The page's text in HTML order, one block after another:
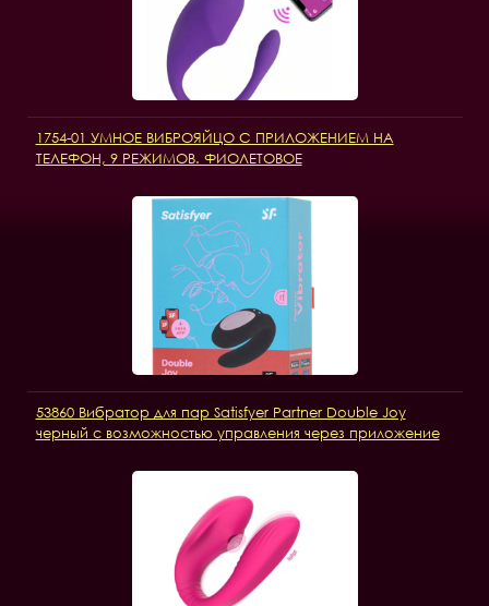
1754-01 УМНОЕ ВИБРОЯЙЦО С ПРИЛОЖЕНИЕМ НА
ТЕЛЕФОН, 9 РЕЖИМОВ. ФИОЛЕТОВОЕ
53860 Вибратор для пар Satisfyer Partner Double Joy
черный с возможностью управления через приложение